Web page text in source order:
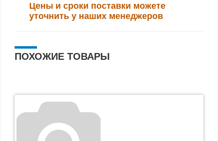
Цены и сроки поставки можете
уточнить у наших менеджеров
ПОХОЖИЕ ТОВАРЫ